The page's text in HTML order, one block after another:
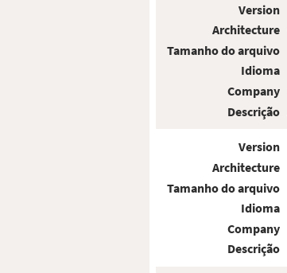
Version
Architecture
Tamanho do arquivo
Idioma
Company
Descrição
Version
Architecture
Tamanho do arquivo
Idioma
Company
Descrição